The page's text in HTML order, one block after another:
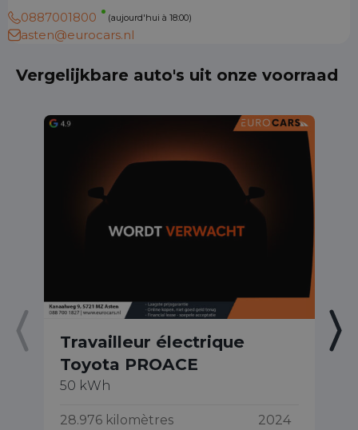
0887001800
(aujourd'hui à 18:00)
asten@eurocars.nl
Vergelijkbare auto's uit onze voorraad
Travailleur électrique
Toyota PROACE
50 kWh
28.976 kilomètres
2024